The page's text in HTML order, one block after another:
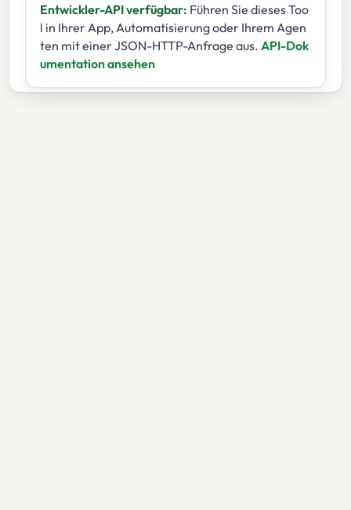
Entwickler-API verfügbar: Führen Sie dieses Too
l in Ihrer App, Automatisierung oder Ihrem Agen
ten mit einer JSON-HTTP-Anfrage aus. API-Dok
umentation ansehen